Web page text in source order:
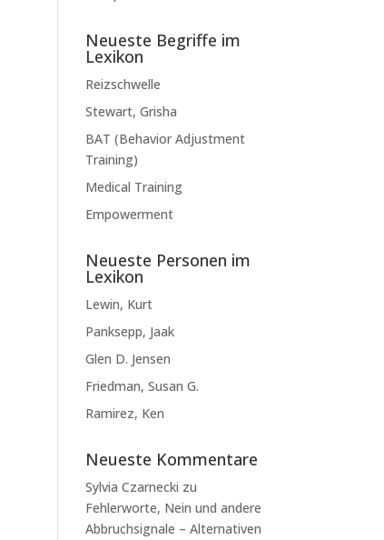
Neueste Begriffe im
Lexikon
Reizschwelle
Stewart, Grisha
BAT (Behavior Adjustment
Training)
Medical Training
Empowerment
Neueste Personen im
Lexikon
Lewin, Kurt
Panksepp, Jaak
Glen D. Jensen
Friedman, Susan G.
Ramirez, Ken
Neueste Kommentare
Sylvia Czarnecki zu
Fehlerworte, Nein und andere
Abbruchsignale – Alternativen